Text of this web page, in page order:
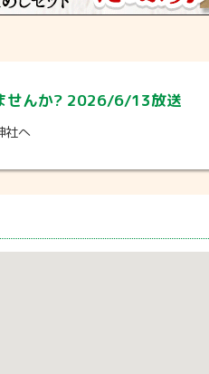
せんか? 2026/6/13放送
社へ